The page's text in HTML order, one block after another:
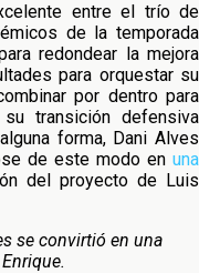
entre el trío de
de la temporada
redondear la mejora
para orquestar su
por dentro para
transición defensiva
forma, Dani Alves
de este modo en una
del proyecto de Luis
se convirtió en una